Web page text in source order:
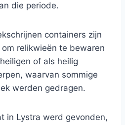
die periode.
containers zijn
relikwieën te bewaren
of als heilig
waarvan sommige
werden gedragen.
in Lystra werd gevonden,